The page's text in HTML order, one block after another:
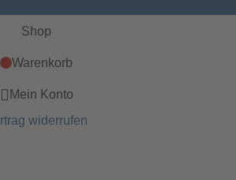
Shop
Warenkorb
Mein Konto
widerrufen